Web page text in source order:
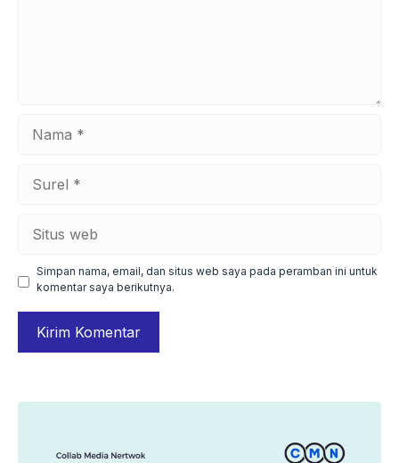
web
Simpan nama, email, dan situs web saya pada peramban ini untuk
komentar saya berikutnya.